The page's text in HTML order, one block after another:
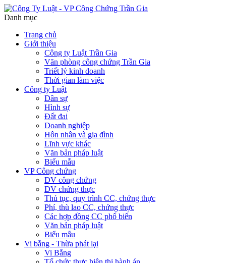
Danh mục
Trang chủ
Giới thiệu
Công ty Luật Trần Gia
Văn phòng công chứng Trần Gia
Triết lý kinh doanh
Thời gian làm việc
Công ty Luật
Dân sự
Hình sự
Đất đai
Doanh nghiệp
Hôn nhân và gia đình
Lĩnh vực khác
Văn bản pháp luật
Biểu mẫu
VP Công chứng
DV công chứng
DV chứng thực
Thủ tục, quy trình CC, chứng thực
Phí, thù lao CC, chứng thực
Các hợp đồng CC phổ biến
Văn bản pháp luật
Biểu mẫu
Vi bằng - Thừa phát lại
Vi Bằng